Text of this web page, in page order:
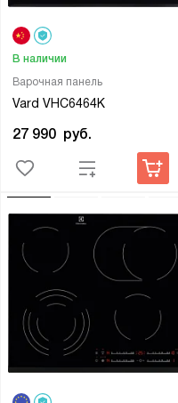
Варочная панель
Vard VHC6464K
В наличии
27 990 руб.